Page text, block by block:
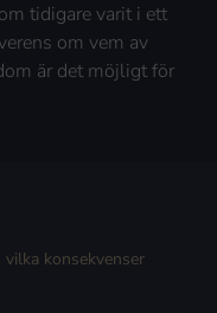
tidigare varit i ett
om vem av
är det möjligt för
konsekvenser